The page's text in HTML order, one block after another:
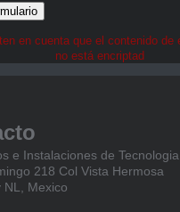
en cuenta que el contenido de
no está encriptad
e Instalaciones de
218 Col Vista Hermosa
NL, Mexico